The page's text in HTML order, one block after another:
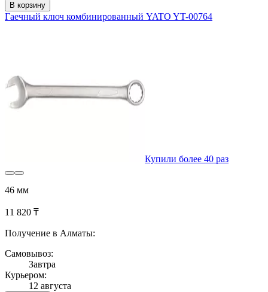
В корзину
Гаечный ключ комбинированный YATO YT-00764
Купили более 40 раз
46 мм
11 820 ₸
Получение в Алматы:
Самовывоз:
Завтра
Курьером:
12 августа